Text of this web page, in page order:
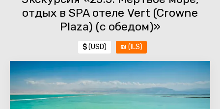
отдых в SPA отеле Vert (Crowne
Plaza) (с обедом)»
$(USD) ₪ (ILS)